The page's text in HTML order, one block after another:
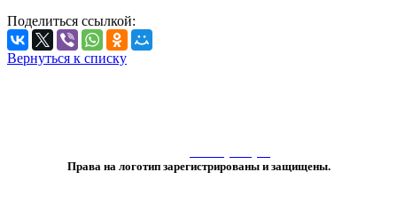
Поделиться ссылкой:
Вернуться к списку
Права на логотип зарегистрированы и защищены.